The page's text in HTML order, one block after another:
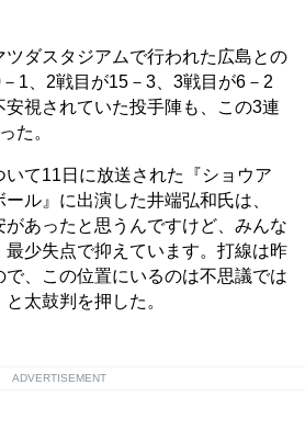
ダスタジアムで行われた広島との
1、2戦目が15－3、3戦目が6－2
安視されていた投手陣も、この3連
た。
て11日に放送された『ショウア
ル』に出演した井端弘和氏は、
があったと思うんですけど、みんな
最少失点で抑えています。打線は昨
、この位置にいるのは不思議では
太鼓判を押した。
ADVERTISEMENT